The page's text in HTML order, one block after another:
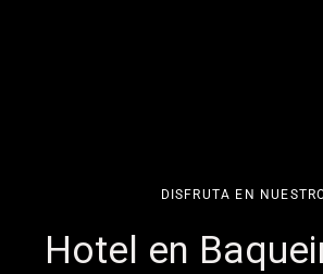
DISFRUTA EN
Hotel en